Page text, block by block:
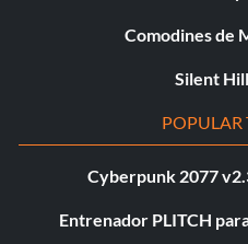
Comodines de
Silent
POPULAR
Cyberpunk 2077
Entrenador PLITCH